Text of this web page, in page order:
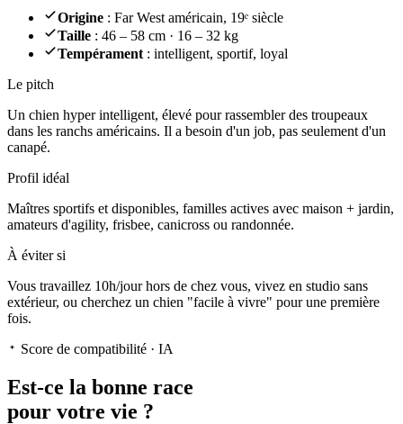
Origine : Far West américain, 19ᵉ siècle
Taille : 46 – 58 cm · 16 – 32 kg
Tempérament : intelligent, sportif, loyal
Le pitch
Un chien hyper intelligent, élevé pour rassembler des troupeaux
dans les ranchs américains. Il a besoin d'un job, pas seulement d'un
canapé.
Profil idéal
Maîtres sportifs et disponibles, familles actives avec maison + jardin,
amateurs d'agility, frisbee, canicross ou randonnée.
À éviter si
Vous travaillez 10h/jour hors de chez vous, vivez en studio sans
extérieur, ou cherchez un chien "facile à vivre" pour une première
fois.
Score de compatibilité · IA
Est-ce la bonne race
pour votre vie ?